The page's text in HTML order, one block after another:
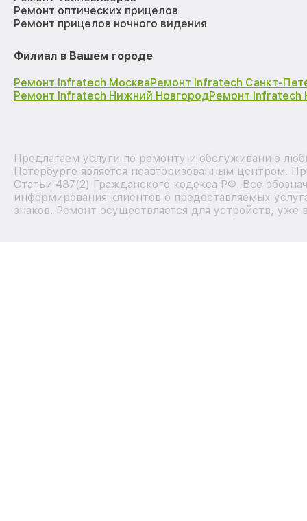
Ремонт оптических прицелов
Ремонт прицелов ночного видения
Филиал в Вашем городе
Ремонт Infratech МоскваРемонт Infratech Санкт-
Ремонт Infratech Нижний НовгородРемонт Infratech
Предлагаем услуги по ремонту и обслуживанию
Петербурге является неавторизованным центром.
Статьи 437(2) Гражданского кодекса РФ. Все
информирования клиентов о предоставляемых
знаков. Ремонт осуществляется для устройств,